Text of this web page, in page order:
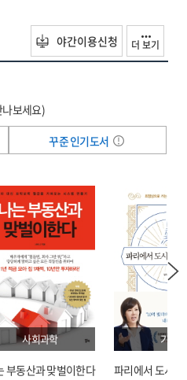
야간이용신청 더 보기
나보세요)
꾸준 인기도서
사회과학
부동산과 맞벌이한다
기술
파리에서 도시락